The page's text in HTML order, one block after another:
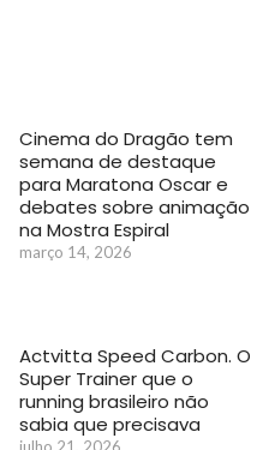
Cinema do Dragão tem
semana de destaque
para Maratona Oscar e
debates sobre animação
na Mostra Espiral
março 14, 2026
Actvitta Speed Carbon. O
Super Trainer que o
running brasileiro não
sabia que precisava